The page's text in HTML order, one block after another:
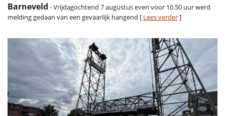
Barneveld - Vrijdagochtend 7 augustus even voor 10.50 uur werd
melding gedaan van een gevaarlijk hangend [ Lees verder]